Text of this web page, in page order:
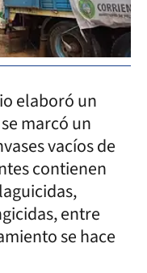
elaboró un
marcó un
vacíos de
contienen
entre
se hace